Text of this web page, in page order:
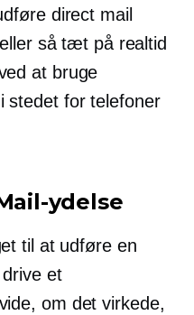
direct mail
så tæt på realtid
at bruge
stedet for telefoner
ydelse
til at udføre en
et
om det virkede,